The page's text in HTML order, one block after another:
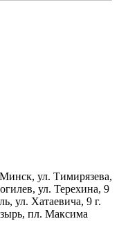
ул. Тимирязева,
ул. Терехина, 9
ул. Хатаевича, 9 г.
пл. Максима